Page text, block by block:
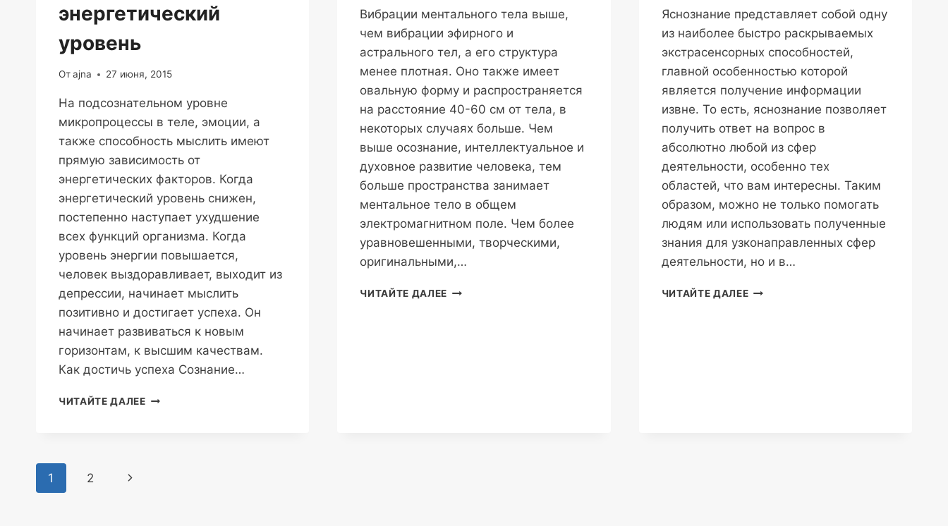
энергетический
уровень
Отajna 27 июня, 2015
На подсознательном уровне
микропроцессы в теле, эмоции, а
также способность мыслить имеют
прямую зависимость от
энергетических факторов. Когда
энергетический уровень снижен,
постепенно наступает ухудшение
всех функций организма. Когда
уровень энергии повышается,
человек выздоравливает, выходит из
депрессии, начинает мыслить
позитивно и достигает успеха. Он
начинает развиваться к новым
горизонтам, к высшим качествам.
Как достичь успеха Сознание…
ЧИТАЙТЕ ДАЛЕЕТОРСИОННЫЕ
Вибрации ментального тела выше,
чем вибрации эфирного и
астрального тел, а его структура
менее плотная. Оно также имеет
овальную форму и распространяется
на расстояние 40-60 см от тела, в
некоторых случаях больше. Чем
выше осознание, интеллектуальное и
духовное развитие человека, тем
больше пространства занимает
ментальное тело в общем
электромагнитном поле. Чем более
уравновешенными, творческими,
оригинальными,…
ЧИТАЙТЕ ДАЛЕЕ МЕНТАЛЬНОЕ
Яснознание представляет собой одну
из наиболее быстро раскрываемых
экстрасенсорных способностей,
главной особенностью которой
является получение информации
извне. То есть, яснознание позволяет
получить ответ на вопрос в
абсолютно любой из сфер
деятельности, особенно тех
областей, что вам интересны. Таким
образом, можно не только помогать
людям или использовать полученные
знания для узконаправленных сфер
деятельности, но и в…
ЧИТАЙТЕ ДАЛЕЕЯСНОЗНАНИЕ
Навигация
1 2
Следующая